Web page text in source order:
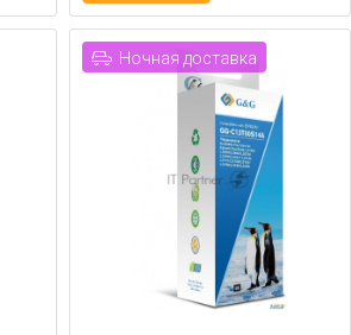
Ночная доставка